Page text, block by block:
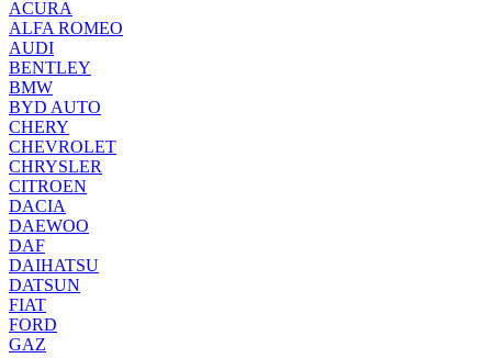
ACURA
ALFA ROMEO
AUDI
BENTLEY
BMW
BYD AUTO
CHERY
CHEVROLET
CHRYSLER
CITROEN
DACIA
DAEWOO
DAF
DAIHATSU
DATSUN
FIAT
FORD
GAZ